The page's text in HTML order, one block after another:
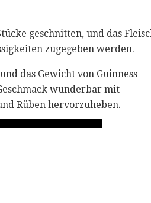
geschnitten, und das
zugegeben werden.
das Gewicht von Guinness
wunderbar mit
Rüben hervorzuheben.